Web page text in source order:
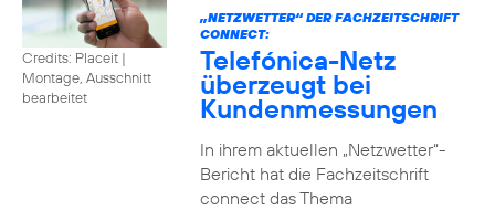
Credits: Placeit |
Montage, Ausschnitt
bearbeitet
„NETZWETTER“ DER FACHZEITSCHRIFT
CONNECT:
Telefónica-Netz
überzeugt bei
Kundenmessungen
In ihrem aktuellen „Netzwetter“-
Bericht hat die Fachzeitschrift
connect das Thema